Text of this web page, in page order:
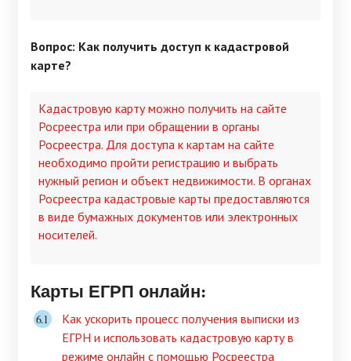
Вопрос: Как получить доступ к кадастровой
карте?
Кадастровую карту можно получить на сайте
Росреестра или при обращении в органы
Росреестра. Для доступа к картам на сайте
необходимо пройти регистрацию и выбрать
нужный регион и объект недвижимости. В органах
Росреестра кадастровые карты предоставляются
в виде бумажных документов или электронных
носителей.
Карты ЕГРП онлайн:
Как ускорить процесс получения выписки из
ЕГРН и использовать кадастровую карту в
режиме онлайн с помощью Росреестра